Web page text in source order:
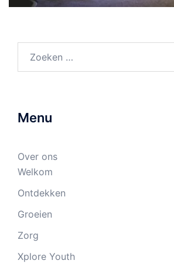
naar:
Menu
Over ons
Welkom
Ontdekken
Groeien
Zorg
Xplore Youth